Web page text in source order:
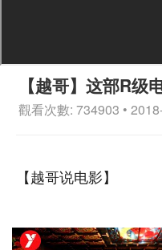
【越哥】这部R级
觀看次數: 734903 •
【越哥说电影】